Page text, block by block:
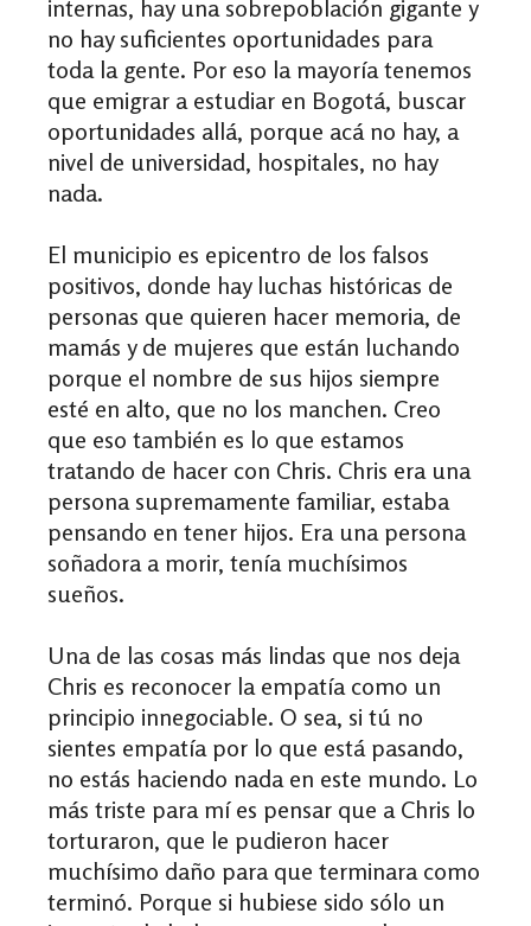
internas, hay una sobrepoblación gigante y
no hay suficientes oportunidades para
toda la gente. Por eso la mayoría tenemos
que emigrar a estudiar en Bogotá, buscar
oportunidades allá, porque acá no hay, a
nivel de universidad, hospitales, no hay
nada.
El municipio es epicentro de los falsos
positivos, donde hay luchas históricas de
personas que quieren hacer memoria, de
mamás y de mujeres que están luchando
porque el nombre de sus hijos siempre
esté en alto, que no los manchen. Creo
que eso también es lo que estamos
tratando de hacer con Chris. Chris era una
persona supremamente familiar, estaba
pensando en tener hijos. Era una persona
soñadora a morir, tenía muchísimos
sueños.
Una de las cosas más lindas que nos deja
Chris es reconocer la empatía como un
principio innegociable. O sea, si tú no
sientes empatía por lo que está pasando,
no estás haciendo nada en este mundo. Lo
más triste para mí es pensar que a Chris lo
torturaron, que le pudieron hacer
muchísimo daño para que terminara como
terminó. Porque si hubiese sido sólo un